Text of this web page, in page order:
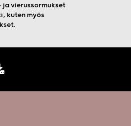
vierussormukset
kuten myös